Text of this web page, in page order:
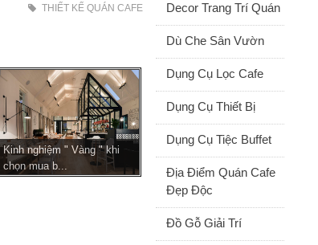
THIẾT KẾ QUÁN CAFE
Kinh nghiệm " Vàng " khi
chọn mua b...
Decor Trang Trí Quán
Dù Che Sân Vườn
Dụng Cụ Lọc Cafe
Dụng Cụ Thiết Bị
Dụng Cụ Tiệc Buffet
Địa Điểm Quán Cafe
Đẹp Độc
Đồ Gỗ Giải Trí